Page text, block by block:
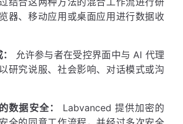
器、移动应用或桌面应用进行数据收
允许参与者在受控界面中与 AI 代理
研究说服、社会影响、对话模式或沟
数据安全：
Labvanced 提供加密的